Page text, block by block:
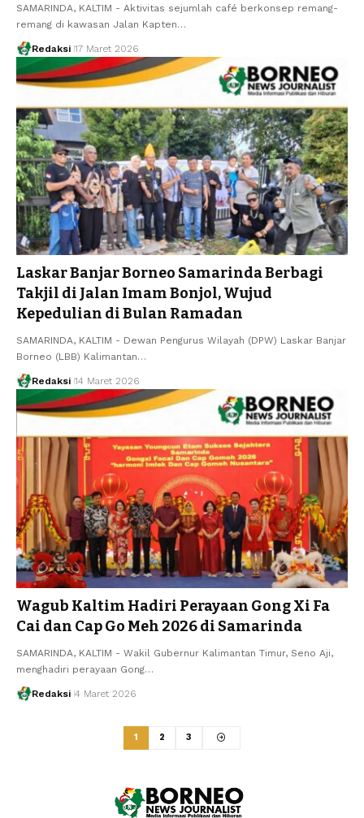
SAMARINDA, KALTIM - Aktivitas sejumlah café berkonsep remang-
remang di kawasan Jalan Kapten…
Redaksi 17 Maret 2026
Laskar Banjar Borneo Samarinda Berbagi
Takjil di Jalan Imam Bonjol, Wujud
Kepedulian di Bulan Ramadan
SAMARINDA, KALTIM - Dewan Pengurus Wilayah (DPW) Laskar Banjar
Borneo (LBB) Kalimantan…
Redaksi 14 Maret 2026
Wagub Kaltim Hadiri Perayaan Gong Xi Fa
Cai dan Cap Go Meh 2026 di Samarinda
SAMARINDA, KALTIM - Wakil Gubernur Kalimantan Timur, Seno Aji,
menghadiri perayaan Gong…
Redaksi 4 Maret 2026
1 2 3